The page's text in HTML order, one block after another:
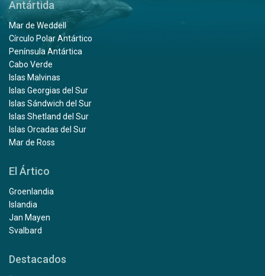
Antártida
Mar de Weddell
Círculo Polar Antártico
Península Antártica
Cabo Verde
Islas Malvinas
Islas Georgias del Sur
Islas Sándwich del Sur
Islas Shetland del Sur
Islas Orcadas del Sur
Mar de Ross
El Ártico
Groenlandia
Islandia
Jan Mayen
Svalbard
Destacados